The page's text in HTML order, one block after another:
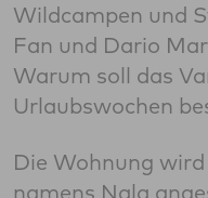
Wildcampen und
Fan und Dario
Warum soll das
Urlaubswochen
Die Wohnung
namens Nala